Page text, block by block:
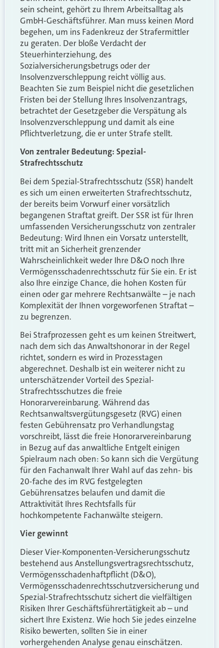
sein scheint, gehört zu Ihrem Arbeitsalltag als
GmbH-Geschäftsführer. Man muss keinen Mord
begehen, um ins Fadenkreuz der Strafermittler
zu geraten. Der bloße Verdacht der
Steuerhinterziehung, des
Sozialversicherungsbetrugs oder der
Insolvenzverschleppung reicht völlig aus.
Beachten Sie zum Beispiel nicht die gesetzlichen
Fristen bei der Stellung Ihres Insolvenzantrags,
betrachtet der Gesetzgeber die Verspätung als
Insolvenzverschleppung und damit als eine
Pflichtverletzung, die er unter Strafe stellt.
Von zentraler Bedeutung: Spezial-
Strafrechtsschutz
Bei dem Spezial-Strafrechtsschutz (SSR) handelt
es sich um einen erweiterten Strafrechtsschutz,
der bereits beim Vorwurf einer vorsätzlich
begangenen Straftat greift. Der SSR ist für Ihren
umfassenden Versicherungsschutz von zentraler
Bedeutung: Wird Ihnen ein Vorsatz unterstellt,
tritt mit an Sicherheit grenzender
Wahrscheinlichkeit weder Ihre D&O noch Ihre
Vermögensschadenrechtsschutz für Sie ein. Er ist
also Ihre einzige Chance, die hohen Kosten für
einen oder gar mehrere Rechtsanwälte – je nach
Komplexität der Ihnen vorgeworfenen Straftat –
zu begrenzen.
Bei Strafprozessen geht es um keinen Streitwert,
nach dem sich das Anwaltshonorar in der Regel
richtet, sondern es wird in Prozesstagen
abgerechnet. Deshalb ist ein weiterer nicht zu
unterschätzender Vorteil des Spezial-
Strafrechtsschutzes die freie
Honorarvereinbarung. Während das
Rechtsanwaltsvergütungsgesetz (RVG) einen
festen Gebührensatz pro Verhandlungstag
vorschreibt, lässt die freie Honorarvereinbarung
in Bezug auf das anwaltliche Entgelt einigen
Spielraum nach oben: So kann sich die Vergütung
für den Fachanwalt Ihrer Wahl auf das zehn- bis
20-fache des im RVG festgelegten
Gebührensatzes belaufen und damit die
Attraktivität Ihres Rechtsfalls für
hochkompetente Fachanwälte steigern.
Vier gewinnt
Dieser Vier-Komponenten-Versicherungsschutz
bestehend aus Anstellungsvertragsrechtsschutz,
Vermögensschadenhaftpflicht (D&O),
Vermögensschadenrechtsschutzversicherung und
Spezial-Strafrechtsschutz sichert die vielfältigen
Risiken Ihrer Geschäftsführertätigkeit ab – und
sichert Ihre Existenz. Wie hoch Sie jedes einzelne
Risiko bewerten, sollten Sie in einer
vorhergehenden Analyse genau einschätzen.